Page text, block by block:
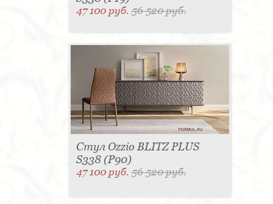
47 100 руб.56 520 руб.
Стул Ozzio BLITZ PLUS
S338 (P90)
47 100 руб.56 520 руб.